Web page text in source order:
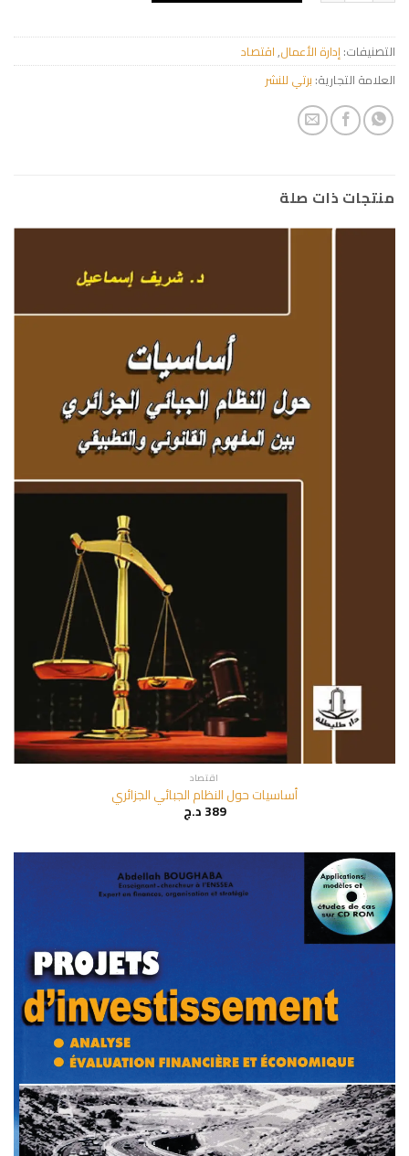
التصنيفات:إدارة الأعمال,اقتصاد
العلامة التجارية: برتي للنشر
منتجات ذات صلة
اقتصاد
أساسيات حول النظام الجبائي الجزائري
389د.ج